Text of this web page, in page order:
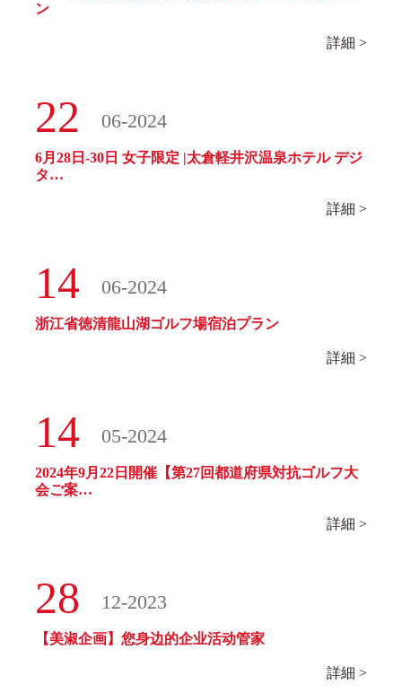
ン
詳細 >
22 06-2024
6月28日-30日 女子限定 |太倉軽井沢温泉ホテル デジ
タ…
詳細 >
14 06-2024
浙江省徳清龍山湖ゴルフ場宿泊プラン
詳細 >
14 05-2024
2024年9月22日開催【第27回都道府県対抗ゴルフ大
会ご案…
詳細 >
28 12-2023
【美淑企画】您身边的企业活动管家
詳細 >